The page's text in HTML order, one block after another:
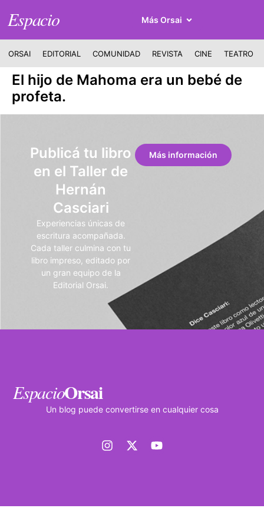
Espacio Más Orsai
ORSAI EDITORIAL COMUNIDAD REVISTA CINE TEATRO
El hijo de Mahoma era un bebé de
profeta.
Publicá tu libro
en el Taller de
Hernán
Casciari
Experiencias únicas de
escritura acompañada.
Cada taller culmina con tu
libro impreso, editado por
un gran equipo de la
Editorial Orsai.
Más información
EspacioOrsai
Un blog puede convertirse en cualquier cosa